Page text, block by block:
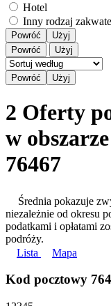
Hotel
Inny rodzaj
Powróć
Użyj
Powróć
Użyj
2 Oferty
w
76467
Średnia pokazuje
niezależnie od okresu
podatkami i opłatami
podróży.
Lista
Mapa
Kod pocztowy